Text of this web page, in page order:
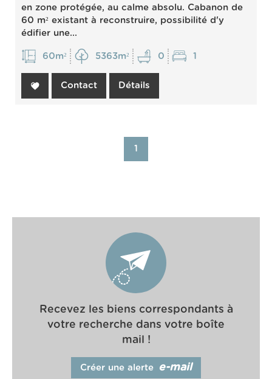
en zone protégée, au calme absolu. Cabanon de
60 m² existant à reconstruire, possibilité d'y
édifier une...
60m² 5363m² 0 1
Contact Détails
1
Recevez les biens correspondants à
votre recherche dans votre boîte
mail !
Créer une alerte e-mail